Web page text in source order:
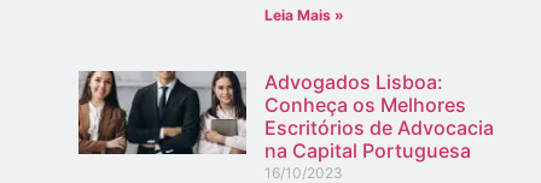
Leia Mais »
Advogados Lisboa:
Conheça os Melhores
Escritórios de Advocacia
na Capital Portuguesa
16/10/2023